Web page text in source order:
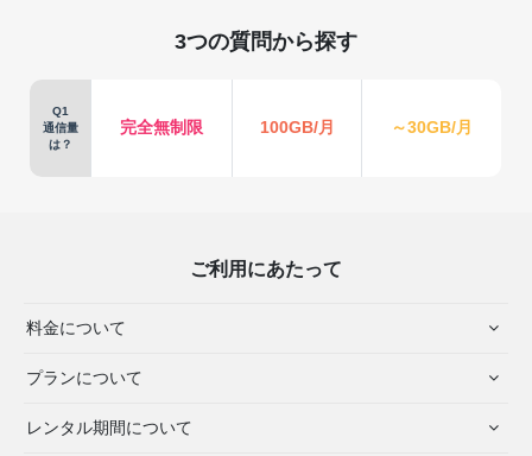
3つの質問から探す
Q1
通信量
は？
完全無制限 100GB/月 ～30GB/月
ご利用にあたって
料金について
プランについて
レンタル期間について